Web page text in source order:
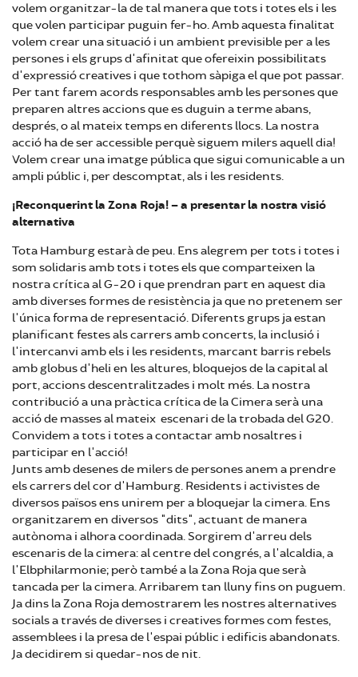
volem organitzar-la de tal manera que tots i totes els i les
que volen participar puguin fer-ho. Amb aquesta finalitat
volem crear una situació i un ambient previsible per a les
persones i els grups d'afinitat que ofereixin possibilitats
d'expressió creatives i que tothom sàpiga el que pot passar.
Per tant farem acords responsables amb les persones que
preparen altres accions que es duguin a terme abans,
després, o al mateix temps en diferents llocs. La nostra
acció ha de ser accessible perquè siguem milers aquell dia!
Volem crear una imatge pública que sigui comunicable a un
ampli públic i, per descomptat, als i les residents.
¡Reconquerint la Zona Roja! – a presentar la nostra visió
alternativa
Tota Hamburg estarà de peu. Ens alegrem per tots i totes i
som solidaris amb tots i totes els que comparteixen la
nostra crítica al G-20 i que prendran part en aquest dia
amb diverses formes de resistència ja que no pretenem ser
l'única forma de representació. Diferents grups ja estan
planificant festes als carrers amb concerts, la inclusió i
l'intercanvi amb els i les residents, marcant barris rebels
amb globus d'heli en les altures, bloquejos de la capital al
port, accions descentralitzades i molt més. La nostra
contribució a una pràctica crítica de la Cimera serà una
acció de masses al mateix escenari de la trobada del G20.
Convidem a tots i totes a contactar amb nosaltres i
participar en l'acció!
Junts amb desenes de milers de persones anem a prendre
els carrers del cor d'Hamburg. Residents i activistes de
diversos països ens unirem per a bloquejar la cimera. Ens
organitzarem en diversos "dits", actuant de manera
autònoma i alhora coordinada. Sorgirem d'arreu dels
escenaris de la cimera: al centre del congrés, a l'alcaldia, a
l'Elbphilarmonie; però també a la Zona Roja que serà
tancada per la cimera. Arribarem tan lluny fins on puguem.
Ja dins la Zona Roja demostrarem les nostres alternatives
socials a través de diverses i creatives formes com festes,
assemblees i la presa de l'espai públic i edificis abandonats.
Ja decidirem si quedar-nos de nit.